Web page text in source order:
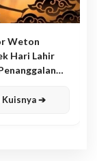
Weton
Hari Lahir
➔